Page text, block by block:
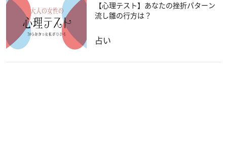
【心理テスト】あなたの挫折パターン
流し雛の行方は？
占い